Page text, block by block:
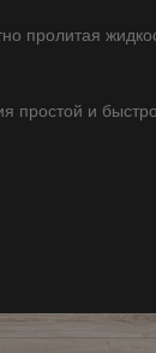
пролитая
простой и